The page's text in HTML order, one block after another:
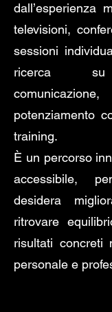
dall’esperienza
televisioni,
sessioni
ricerca su
comunicazione,
potenziamento
training.
È un percorso
accessibile,
desidera
ritrovare
risultati concreti
personale e